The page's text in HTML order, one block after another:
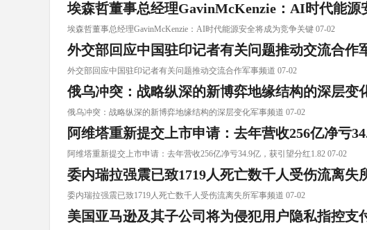
埃森哲董事总经理GavinMcKenzie：AI时代能源
埃森哲董事总经理GavinMcKenzie：AI时代能源安全将成为竞争关键 07-02
外交部回应中国驻印记者有关问题推动交流合作
外交部回应中国驻印记者有关问题推动交流合作军事频道 07-02
俄乌冲突：战略纵深的新博弈地缘结构的深层变
俄乌冲突：战略纵深的新博弈地缘结构的深层变化军事频道 07-02
阿维塔重新提交上市申请：去年营收256亿净亏
阿维塔重新提交上市申请：去年营收256亿净亏34.9亿，获引望分红1.82 07-02
委内瑞拉强震已致1719人死亡数千人受伤流离失
委内瑞拉强震已致1719人死亡数千人受伤流离失所军事频道 07-02
美国亚马逊及其子公司将为侵犯用户隐私指控支